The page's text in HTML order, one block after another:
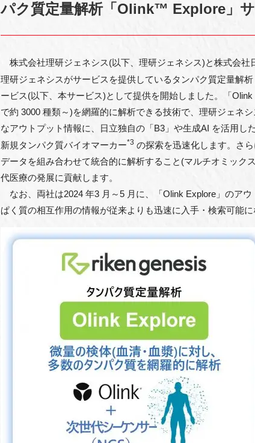
パク質定量解析「Olink™ Explore」
株式会社理研ジェネシス(以下、理研ジェネシス)と株式会
理研ジェネシスがサービスを提供しているタンパク質定量解
ービス(以下、本サービス)として提供を開始しました。「
で約 3000 種類～)を網羅的に解析できる技術で、理研ジェネ
なアウトプット情報に、⽇⽴独⾃の「B3」や⽣成AI を活⽤
新規タンパク質バイオマーカー*3 の探索を迅速化します。さ
データを組み合わせて統合的に解析すること(マルチオミッ
代医療の発展に貢献します。
なお、両社は2024 年3 ⽉～5 ⽉に、「Olink Explore」のア
ぱく質の相互作⽤の情報が従来よりも迅速に⼊⼿・検索可能に